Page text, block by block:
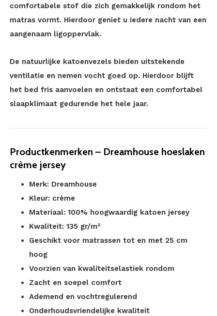
comfortabele stof die zich gemakkelijk rondom het
matras vormt. Hierdoor geniet u iedere nacht van een
aangenaam ligoppervlak.
De natuurlijke katoenvezels bieden uitstekende
ventilatie en nemen vocht goed op. Hierdoor blijft
het bed fris aanvoelen en ontstaat een comfortabel
slaapklimaat gedurende het hele jaar.
Productkenmerken – Dreamhouse hoeslaken
crème jersey
Merk: Dreamhouse
Kleur: crème
Materiaal: 100% hoogwaardig katoen jersey
Kwaliteit: 135 gr/m²
Geschikt voor matrassen tot en met 25 cm
hoog
Voorzien van kwaliteitselastiek rondom
Zacht en soepel comfort
Ademend en vochtregulerend
Onderhoudsvriendelijke kwaliteit